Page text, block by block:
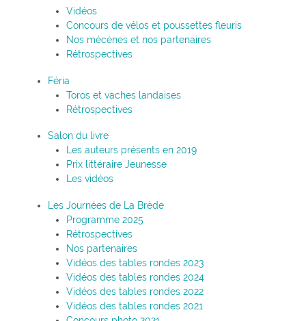
Vidéos
Concours de vélos et poussettes fleuris
Nos mécènes et nos partenaires
Rétrospectives
Féria
Toros et vaches landaises
Rétrospectives
Salon du livre
Les auteurs présents en 2019
Prix littéraire Jeunesse
Les vidéos
Les Journées de La Brède
Programme 2025
Rétrospectives
Nos partenaires
Vidéos des tables rondes 2023
Vidéos des tables rondes 2024
Vidéos des tables rondes 2022
Vidéos des tables rondes 2021